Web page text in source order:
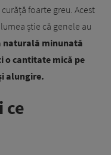
foarte greu. Acest
știe că genele au
naturală minunată
o cantitate mică pe
alungire.
ce